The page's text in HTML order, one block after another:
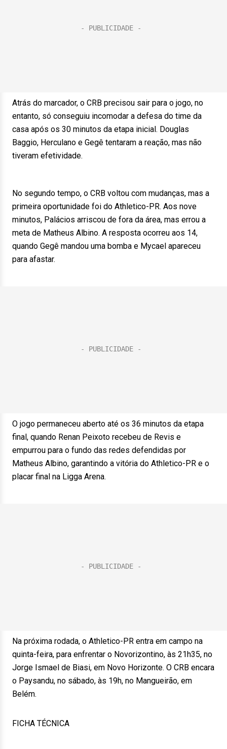
Atrás do marcador, o CRB precisou sair para o jogo, no
entanto, só conseguiu incomodar a defesa do time da
casa após os 30 minutos da etapa inicial. Douglas
Baggio, Herculano e Gegê tentaram a reação, mas não
tiveram efetividade.
No segundo tempo, o CRB voltou com mudanças, mas a
primeira oportunidade foi do Athletico-PR. Aos nove
minutos, Palácios arriscou de fora da área, mas errou a
meta de Matheus Albino. A resposta ocorreu aos 14,
quando Gegê mandou uma bomba e Mycael apareceu
para afastar.
O jogo permaneceu aberto até os 36 minutos da etapa
final, quando Renan Peixoto recebeu de Revis e
empurrou para o fundo das redes defendidas por
Matheus Albino, garantindo a vitória do Athletico-PR e o
placar final na Ligga Arena.
Na próxima rodada, o Athletico-PR entra em campo na
quinta-feira, para enfrentar o Novorizontino, às 21h35, no
Jorge Ismael de Biasi, em Novo Horizonte. O CRB encara
o Paysandu, no sábado, às 19h, no Mangueirão, em
Belém.
FICHA TÉCNICA